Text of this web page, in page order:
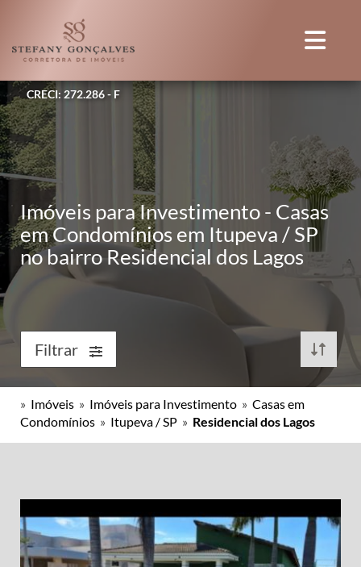
CRECI: 272.286 - F
Imóveis para Investimento - Casas
em Condomínios em Itupeva / SP
no bairro Residencial dos Lagos
Filtrar
» Imóveis » Imóveis para Investimento » Casas em
Condomínios » Itupeva / SP » Residencial dos Lagos